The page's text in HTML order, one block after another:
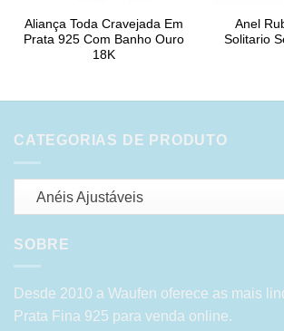
Aliança Toda Cravejada Em
Prata 925 Com Banho Ouro
18K
Anel
Solitario
CATEGORIAS DE PRODUTO
Anéis Ajustáveis
SOBRE
Desde 2010 a Waufen oferece as mais
Prata Fina 925 para venda online.